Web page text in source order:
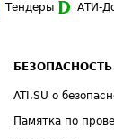
Тендеры АТИ-
БЕЗОПАСНОСТЬ
ATI.SU о
Памятка по